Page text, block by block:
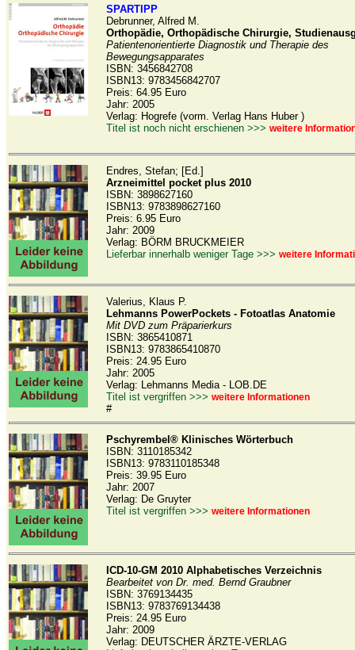
SPARTIPP
Debrunner, Alfred M.
Orthopädie, Orthopädische Chirurgie,
Patientenorientierte Diagnostik und Therapie des
Bewegungsapparates
ISBN: 3456842708
ISBN13: 9783456842707
Preis: 64.95 Euro
Jahr: 2005
Verlag: Hogrefe (vorm. Verlag Hans Huber )
Titel ist noch nicht erschienen >>> weitere
Endres, Stefan; [Ed.]
Arzneimittel pocket plus 2010
ISBN: 3898627160
ISBN13: 9783898627160
Preis: 6.95 Euro
Jahr: 2009
Verlag: BÖRM BRUCKMEIER
Lieferbar innerhalb weniger Tage >>> weitere
Valerius, Klaus P.
Lehmanns PowerPockets - Fotoatlas Anatomie
Mit DVD zum Präparierkurs
ISBN: 3865410871
ISBN13: 9783865410870
Preis: 24.95 Euro
Jahr: 2005
Verlag: Lehmanns Media - LOB.DE
Titel ist vergriffen >>> weitere Informationen
#
Pschyrembel® Klinisches Wörterbuch
ISBN: 3110185342
ISBN13: 9783110185348
Preis: 39.95 Euro
Jahr: 2007
Verlag: De Gruyter
Titel ist vergriffen >>> weitere Informationen
ICD-10-GM 2010 Alphabetisches Verzeichnis
Bearbeitet von Dr. med. Bernd Graubner
ISBN: 3769134435
ISBN13: 9783769134438
Preis: 24.95 Euro
Jahr: 2009
Verlag: DEUTSCHER ÄRZTE-VERLAG